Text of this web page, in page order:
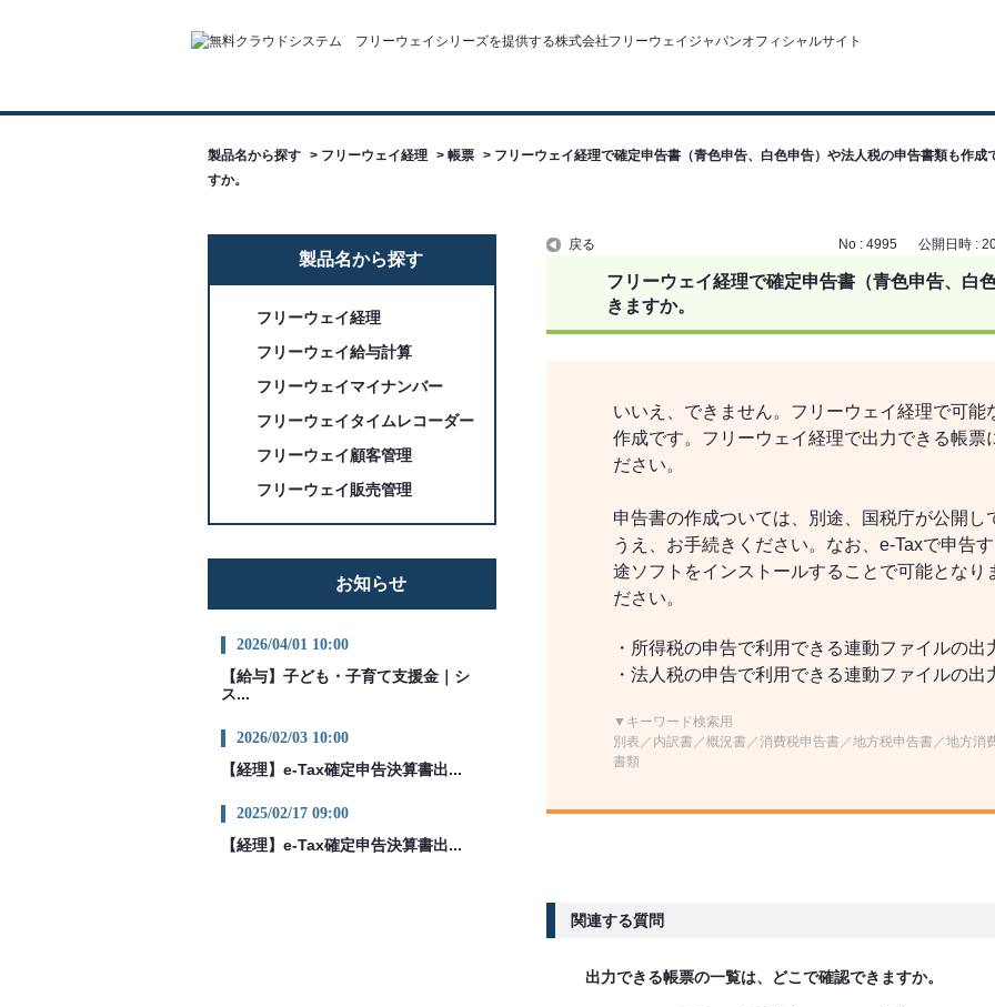
製品名から探す > フリーウェイ経理 > 帳票 > フリーウェイ経理で確定申告書（青色申告、白色申告）や法人税の申告書類も作成
すか。
製品名から探す
フリーウェイ経理
フリーウェイ給与計算
フリーウェイマイナンバー
フリーウェイタイムレコーダー
フリーウェイ顧客管理
フリーウェイ販売管理
お知らせ
2026/04/01 10:00
【給与】子ども・子育て支援金｜シ
ス...
2026/02/03 10:00
【経理】e-Tax確定申告決算書出...
2025/02/17 09:00
【経理】e-Tax確定申告決算書出...
戻る No : 4995 公開日時 :
フリーウェイ経理で確定申告書（青色申告、白
きますか。
いいえ、できません。 フリーウェイ経理で可能
作成です。 フリーウェイ経理で出力できる帳票
ださい。
申告書の作成ついては、別途、国税庁が公開
うえ、お手続きください。なお、e-Taxで申告
途ソフトをインストールすることで可能となり
ださい。
・所得税の申告で利用できる連動ファイルの出
・法人税の申告で利用できる連動ファイルの出
▼キーワード検索用
別表／内訳書／概況書／消費税申告書／地方税申告書／地方
書類
関連する質問
出力できる帳票の一覧は、どこで確認できますか。